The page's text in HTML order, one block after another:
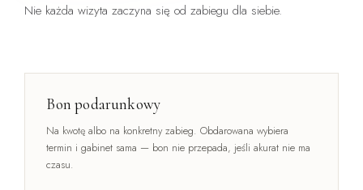
Nie każda wizyta zaczyna się od zabiegu dla siebie.
Bon podarunkowy
Na kwotę albo na konkretny zabieg. Obdarowana wybiera
termin i gabinet sama — bon nie przepada, jeśli akurat nie ma
czasu.